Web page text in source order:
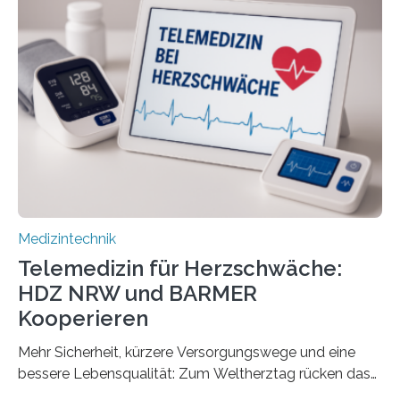
Forscherinnen der Technischen Universität Dresden
(TUD) richtet sich das Portal sowohl an Patientinnen
und Patienten, aber ebenso an medizinisches
Fachpersonal. Für all diese Zielgruppen bietet sie
speziell zugeschnittene Informationen, um deren
digitale Gesundheitskompetenz zu steigern. MiHUBx ist
Medizintechnik
Telemedizin für Herzschwäche:
HDZ NRW und BARMER
Kooperieren
Mehr Sicherheit, kürzere Versorgungswege und eine
bessere Lebensqualität: Zum Weltherztag rücken das